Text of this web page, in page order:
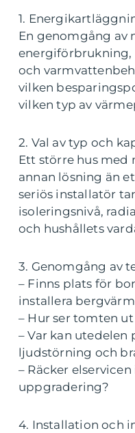
1.
En genomgång av
energiförbrukning,
och
vilken
vilken typ av
2. Val av typ och
Ett större hus med
annan lösning än
seriös installatör
isoleringsnivå,
och hushållets
3. Genomgång av
– Finns plats för
installera
– Hur ser tomten
– Var kan utedelen
ljudstörning och
– Räcker
uppgradering?
4. Installation och